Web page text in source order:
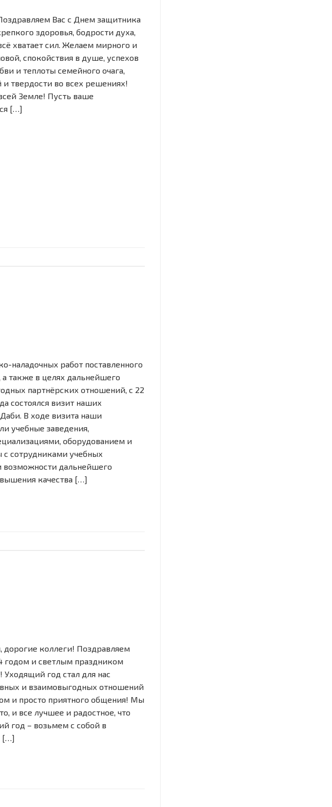
Вас с Днем защитника
здоровья, бодрости духа,
хватает сил. Желаем мирного и
спокойствия в душе, успехов
и теплоты семейного очага,
твердости во всех решениях!
Земле! Пусть ваше
[…]
наладочных работ поставленного
а также в целях дальнейшего
партнёрских отношений, с 22
состоялся визит наших
В ходе визита наши
учебные заведения,
оборудованием и
с сотрудниками учебных
возможности дальнейшего
качества […]
коллеги! Поздравляем
годом и светлым праздником
Уходящий год стал для нас
и взаимовыгодных отношений
и просто приятного общения! Мы
и все лучшее и радостное, что
год – возьмем с собой в
[…]